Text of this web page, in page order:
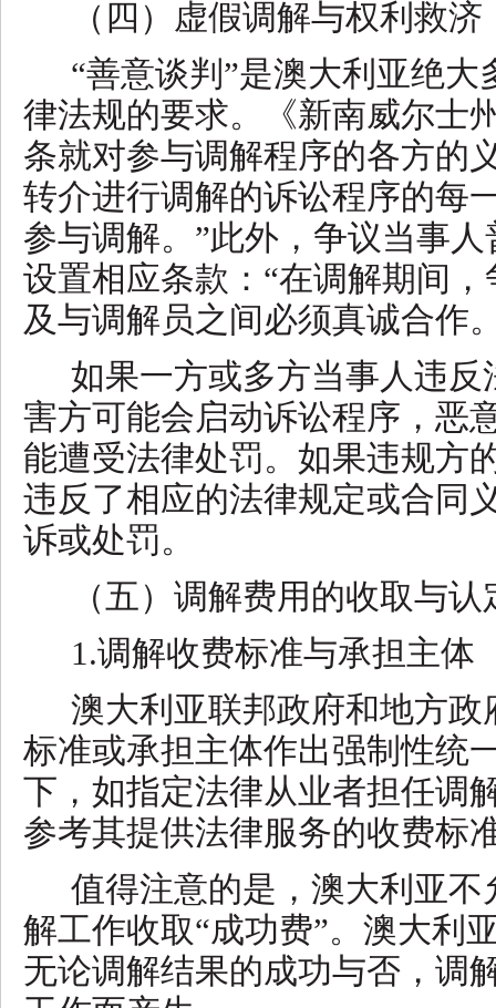
（四）虚假调解与权利救济
“善意谈判”是澳大利亚绝
律法规的要求。《新南威尔士
条就对参与调解程序的各方的
转介进行调解的诉讼程序的每
参与调解。”此外，争议当事
设置相应条款：“在调解期间
及与调解员之间必须真诚合作
如果一方或多方当事人违
害方可能会启动诉讼程序，恶
能遭受法律处罚。如果违规方
违反了相应的法律规定或合同
诉或处罚。
（五）调解费用的收取与认
1.调解收费标准与承担主体
澳大利亚联邦政府和地方
标准或承担主体作出强制性统
下，如指定法律从业者担任调
参考其提供法律服务的收费标
值得注意的是，澳大利亚
解工作收取“成功费”。澳大利
无论调解结果的成功与否，调